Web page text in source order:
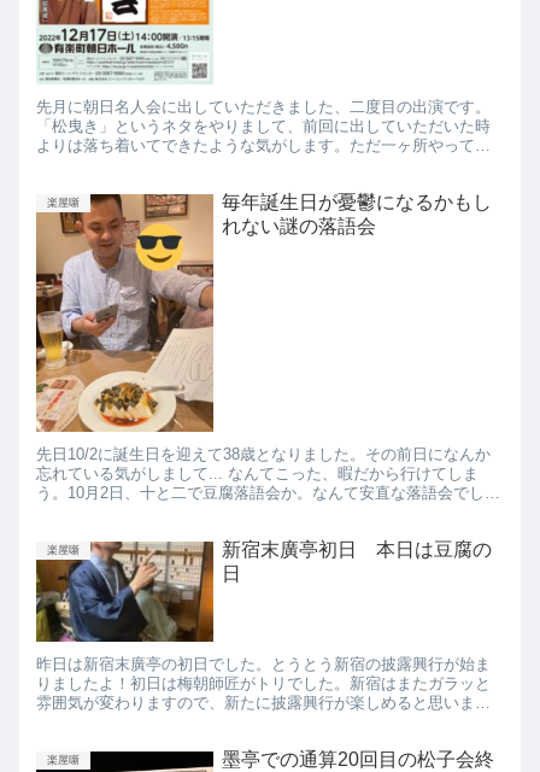
先月に朝日名人会に出していただきました、二度目の出演です。
「松曳き」というネタをやりまして、前回に出していただいた時
よりは落ち着いてできたような気がします。ただ一ヶ所やってい
楽屋噺
毎年誕生日が憂鬱になるかもし
れない謎の落語会
先日10/2に誕生日を迎えて38歳となりました。その前日になんか
忘れている気がしまして... なんてこった、暇だから行けてしま
う。10月2日、十と二で豆腐落語会か。なんて安直な落語会でしょ
楽屋噺
新宿末廣亭初日 本日は豆腐の
日
昨日は新宿末廣亭の初日でした。とうとう新宿の披露興行が始ま
りましたよ！初日は梅朝師匠がトリでした。新宿はまたガラッと
雰囲気が変わりますので、新たに披露興行が楽しめると思いま
楽屋噺
墨亭での通算20回目の松子会終